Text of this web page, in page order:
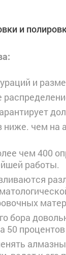
и
и
ниже. чем на
чем 400
работы.
бора
50